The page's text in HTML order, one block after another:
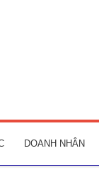
DOANH NHÂN